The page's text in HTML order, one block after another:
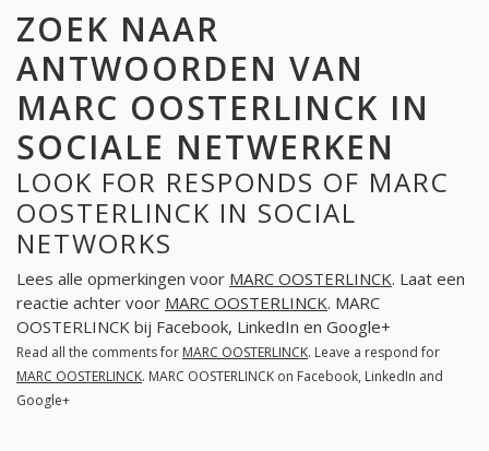
ZOEK NAAR
ANTWOORDEN VAN
MARC OOSTERLINCK IN
SOCIALE NETWERKEN
LOOK FOR RESPONDS OF MARC
OOSTERLINCK IN SOCIAL
NETWORKS
Lees alle opmerkingen voor MARC OOSTERLINCK. Laat een
reactie achter voor MARC OOSTERLINCK. MARC
OOSTERLINCK bij Facebook, LinkedIn en Google+
Read all the comments for MARC OOSTERLINCK. Leave a respond for
MARC OOSTERLINCK. MARC OOSTERLINCK on Facebook, LinkedIn and
Google+